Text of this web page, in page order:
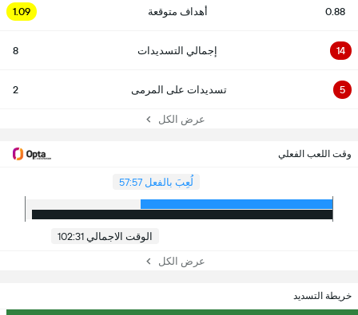
0.88 أهداف متوقعة 1.09
14 إجمالي التسديدات 8
5 تسديدات على المرمى 2
عرض الكل
وقت اللعب الفعلي
لُعِبَ بالفعل 57:57
الوقت الاجمالي 102:31
عرض الكل
خريطة التسديد